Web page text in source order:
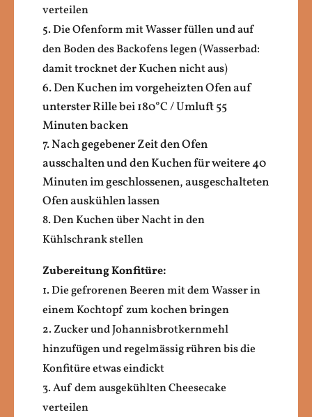
verteilen
5. Die Ofenform mit Wasser füllen und auf
den Boden des Backofens legen (Wasserbad:
damit trocknet der Kuchen nicht aus)
6. Den Kuchen im vorgeheizten Ofen auf
unterster Rille bei 180°C / Umluft 55
Minuten backen
7. Nach gegebener Zeit den Ofen
ausschalten und den Kuchen für weitere 40
Minuten im geschlossenen, ausgeschalteten
Ofen auskühlen lassen
8. Den Kuchen über Nacht in den
Kühlschrank stellen
Zubereitung Konfitüre:
1.Die gefrorenen Beeren mit dem Wasser in
einem Kochtopf zum kochen bringen
2. Zucker und Johannisbrotkernmehl
hinzufügen und regelmässig rühren bis die
Konfitüre etwas eindickt
3. Auf dem ausgekühlten Cheesecake
verteilen